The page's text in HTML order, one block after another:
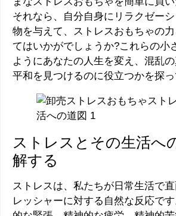
それなら、自分自身にリラクゼー
物を与えて、ストレスおもちゃの
てはいかがでしょうか?これらの小
ようにあなたの人生を変え、混乱
平和を見つけるのに役立つかを探っ
ストレスとその生活へ
解する
ストレスは、私たちが日常生活で
レッシャーに対する自然な反応で